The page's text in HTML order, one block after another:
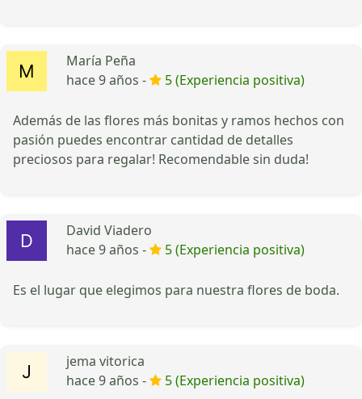
María Peña
hace 9 años -
5 (Experiencia positiva)
Además de las flores más bonitas y ramos hechos con
pasión puedes encontrar cantidad de detalles
preciosos para regalar! Recomendable sin duda!
David Viadero
hace 9 años -
5 (Experiencia positiva)
Es el lugar que elegimos para nuestra flores de boda.
jema vitorica
hace 9 años -
5 (Experiencia positiva)